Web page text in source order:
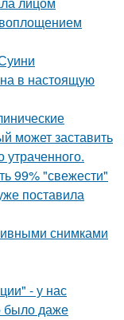
в настоящую
может заставить
утраченного.
99% "свежести"
поставила
снимками
- у нас
было даже